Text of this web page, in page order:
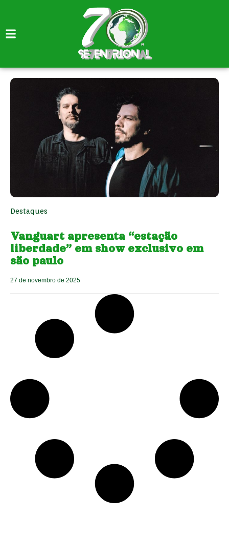
Destaques
Vanguart apresenta “estação
liberdade” em show exclusivo em
são paulo
27 de novembro de 2025